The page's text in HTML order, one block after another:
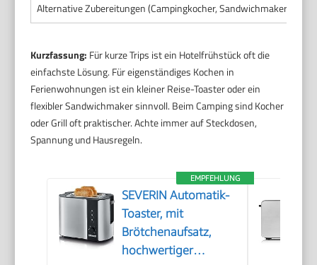
Alternative Zubereitungen (Campingkocher, Sandwichmaker,
Kurzfassung: Für kurze Trips ist ein Hotelfrühstück oft die
einfachste Lösung. Für eigenständiges Kochen in
Ferienwohnungen ist ein kleiner Reise-Toaster oder ein
flexibler Sandwichmaker sinnvoll. Beim Camping sind Kocher
oder Grill oft praktischer. Achte immer auf Steckdosen,
Spannung und Hausregeln.
EMPFEHLUNG
SEVERIN Automatik-
Toaster, mit
Brötchenaufsatz,
hochwertiger